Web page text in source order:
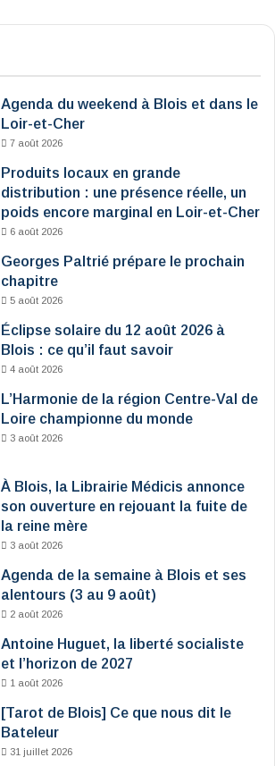
Agenda du weekend à Blois et dans le
Loir-et-Cher
7 août 2026
Produits locaux en grande
distribution : une présence réelle, un
poids encore marginal en Loir-et-Cher
6 août 2026
Georges Paltrié prépare le prochain
chapitre
5 août 2026
Éclipse solaire du 12 août 2026 à
Blois : ce qu’il faut savoir
4 août 2026
L’Harmonie de la région Centre-Val de
Loire championne du monde
3 août 2026
À Blois, la Librairie Médicis annonce
son ouverture en rejouant la fuite de
la reine mère
3 août 2026
Agenda de la semaine à Blois et ses
alentours (3 au 9 août)
2 août 2026
Antoine Huguet, la liberté socialiste
et l’horizon de 2027
1 août 2026
[Tarot de Blois] Ce que nous dit le
Bateleur
31 juillet 2026